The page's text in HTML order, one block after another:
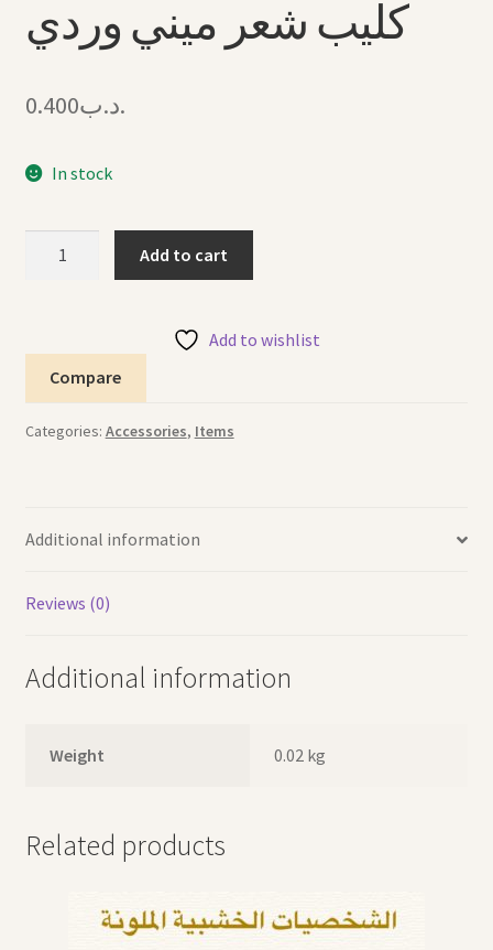
كليب شعر ميني وردي
.د.ب0.400
In stock
كليب
شعر
ميني
وردي
Add to cart
Add to wishlist
Compare
Categories: Accessories, Items
Additional information
Reviews (0)
Additional information
Weight 0.02 kg
Related products